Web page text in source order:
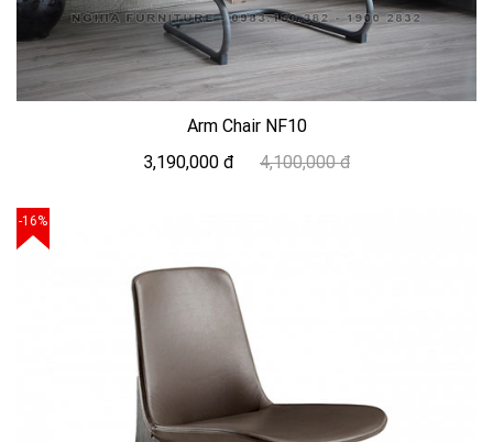
Arm Chair NF10
3,190,000 đ
4,100,000 đ
-16%